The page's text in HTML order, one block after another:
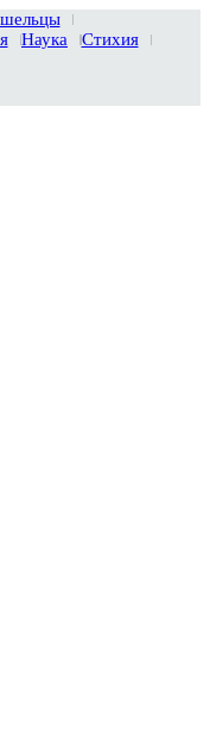
Наука
Стихия